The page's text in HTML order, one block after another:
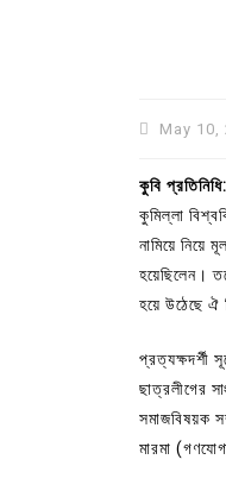
May 10,
কুবি প্রতিনিধি:
কুমিল্লা
নামিয়ে নিয়ে
হয়েছিলেন।
হয়ে উঠেছে ঐ
প্রত্যক্ষদর্শী
ছাত্রলীগের
সমাজবিষয়ক
মারমা